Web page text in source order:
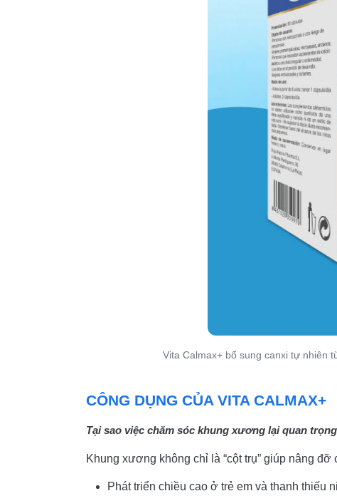
Vita Calmax+ bổ sung canxi tự nhiên
CÔNG DỤNG CỦA VITA CALMAX+
Tại sao việc chăm sóc khung xương lại quan trọng
Khung xương không chỉ là “cột trụ” giúp nâng
Phát triển chiều cao ở trẻ em và thanh thiếu